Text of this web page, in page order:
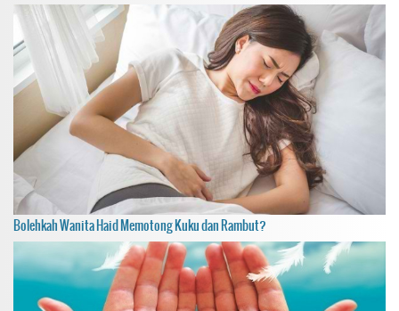
Bolehkah Wanita Haid Memotong Kuku dan Rambut?